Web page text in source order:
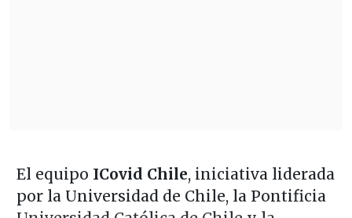
El equipo ICovid Chile, iniciativa liderada
por la Universidad de Chile, la Pontificia